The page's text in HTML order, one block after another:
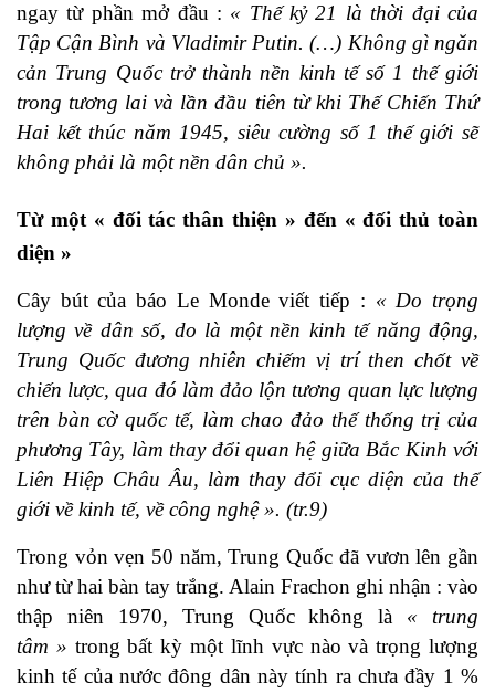
ngay từ phần mở đầu : « Thế kỷ 21 là thời đại của
Tập Cận Bình và Vladimir Putin. (…) Không gì ngăn
cản Trung Quốc trở thành nền kinh tế số 1 thế giới
trong tương lai và lần đầu tiên từ khi Thế Chiến Thứ
Hai kết thúc năm 1945, siêu cường số 1 thế giới sẽ
không phải là một nền dân chủ ».
Từ một « đối tác thân thiện » đến « đối thủ toàn
diện »
Cây bút của báo Le Monde viết tiếp : « Do trọng
lượng về dân số, do là một nền kinh tế năng động,
Trung Quốc đương nhiên chiếm vị trí then chốt về
chiến lược, qua đó làm đảo lộn tương quan lực lượng
trên bàn cờ quốc tế, làm chao đảo thế thống trị của
phương Tây, làm thay đổi quan hệ giữa Bắc Kinh với
Liên Hiệp Châu Âu, làm thay đổi cục diện của thế
giới về kinh tế, về công nghệ ». (tr.9)
Trong vỏn vẹn 50 năm, Trung Quốc đã vươn lên gần
như từ hai bàn tay trắng. Alain Frachon ghi nhận : vào
thập niên 1970, Trung Quốc không là « trung
tâm » trong bất kỳ một lĩnh vực nào và trọng lượng
kinh tế của nước đông dân này tính ra chưa đầy 1 %